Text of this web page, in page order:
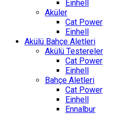
Einhell
Aküler
Cat Power
Einhell
Akülü Bahçe Aletleri
Akülü Testereler
Cat Power
Einhell
Bahçe Aletleri
Cat Power
Einhell
Ennalbur